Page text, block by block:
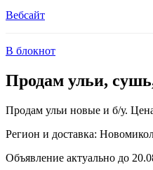
Вебсайт
В блокнот
Продам ульи,
Продам ульи новые и б/у.
Регион и доставка:
Объявление актуально до